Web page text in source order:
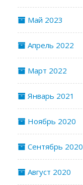
Май 2023
Апрель 2022
Март 2022
Январь 2021
Ноябрь 2020
Сентябрь 2020
Август 2020